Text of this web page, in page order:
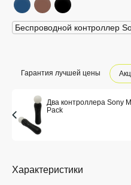
Беспроводной контроллер
Гарантия лучшей цены
Два контроллера Sony
Pack
Характеристики